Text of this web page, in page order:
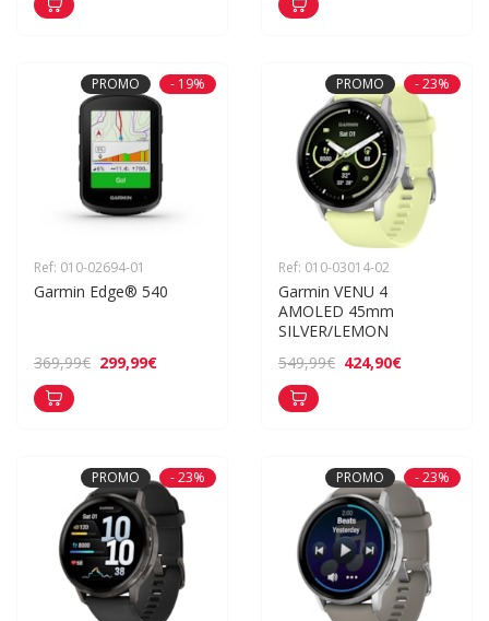
PROMO - 19%
Ref: 010-02694-01
Garmin Edge® 540
369,99€ 299,99€
PROMO - 23%
Ref: 010-03014-02
Garmin VENU 4
AMOLED 45mm
SILVER/LEMON
549,99€ 424,90€
PROMO - 23% PROMO - 23%